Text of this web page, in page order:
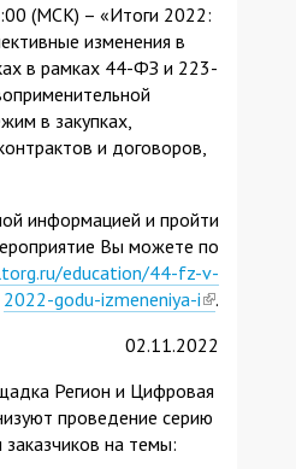
(МСК) – «Итоги 2022:
изменения в
в рамках 44-ФЗ и 223-
в закупках,
и договоров,
информацией и пройти
Вы можете по
education/44-fz-v-
2022-godu-izmeneniya-i(link
external)
.
02.11.2022
Регион и Цифровая
проведение серию
на темы: